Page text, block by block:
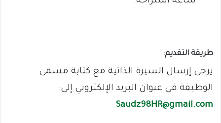
طريقة التقديم:
يرجى إرسال السيرة الذاتية مع كتابة مسمى
الوظيفة في عنوان البريد الإلكتروني إلى:
Saudz98HR@gmail.com